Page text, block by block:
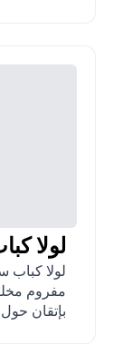
لولا
لولا
مفروم
بإتقان